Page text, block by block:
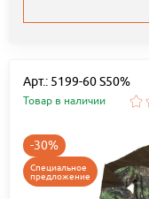
Арт.: 5199-60 S50%
Товар в наличии
-30%
Специальное
предложение